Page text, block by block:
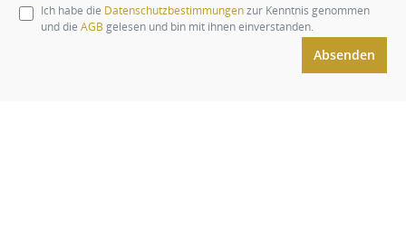
Ich habe die Datenschutzbestimmungenzur Kenntnis genommen
und die AGB gelesen und bin mit ihnen einverstanden.
Absenden